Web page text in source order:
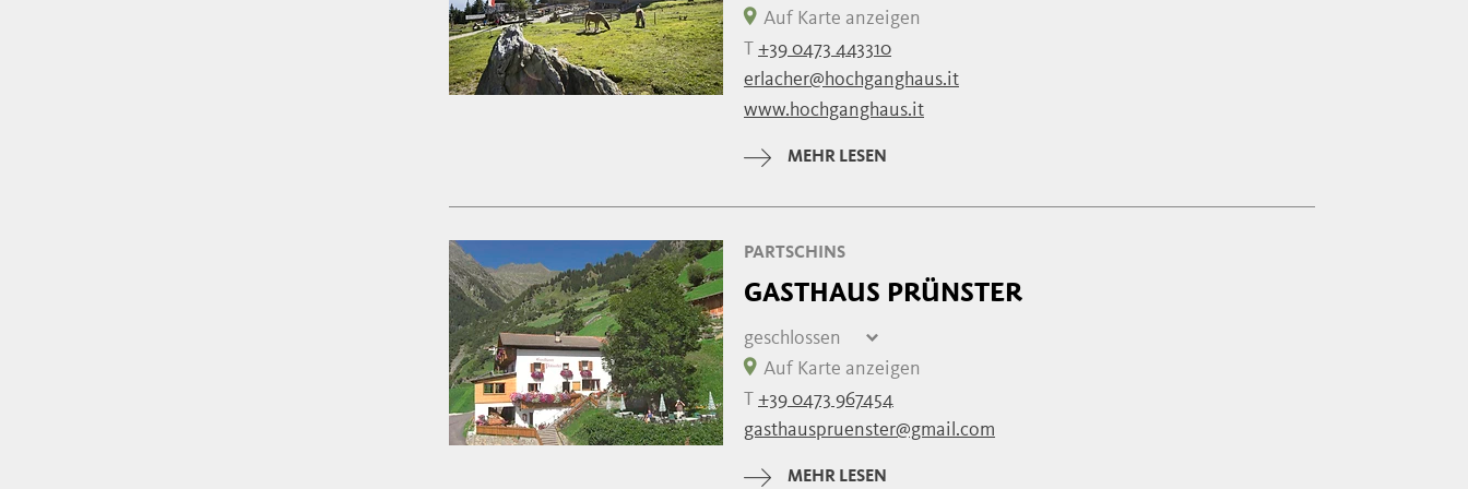
Freitag
06:30 - 22:00
Samstag
Montag
06:30 - 22:00
Dienstag
06:30 - 22:00
Donnerstag
Auf Karte anzeigen
T +39 0473 443310
erlacher@hochganghaus.it
www.hochganghaus.it
MEHR LESEN
PARTSCHINS
GASTHAUS PRÜNSTER
geschlossen
Freitag
geschlossen
Samstag
10:00 - 18:00
Montag
10:00 - 18:00
Dienstag
10:00 - 18:00
Auf Karte anzeigen
T +39 0473 967454
gasthauspruenster@gmail.com
MEHR LESEN